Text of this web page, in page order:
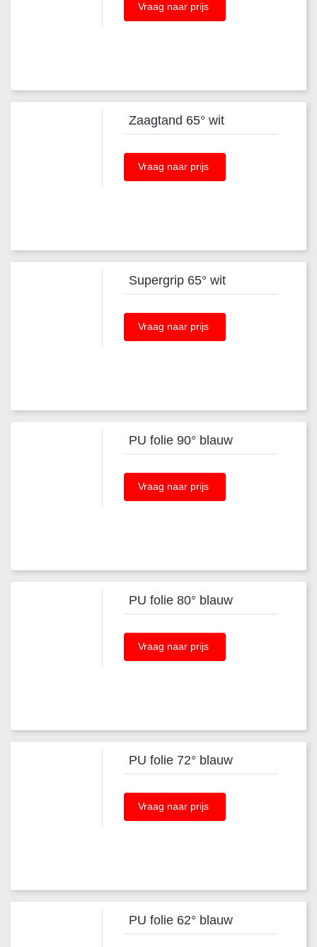
Vraag naar prijs
Zaagtand 65° wit
Vraag naar prijs
Supergrip 65° wit
Vraag naar prijs
PU folie 90° blauw
Vraag naar prijs
PU folie 80° blauw
Vraag naar prijs
PU folie 72° blauw
Vraag naar prijs
PU folie 62° blauw